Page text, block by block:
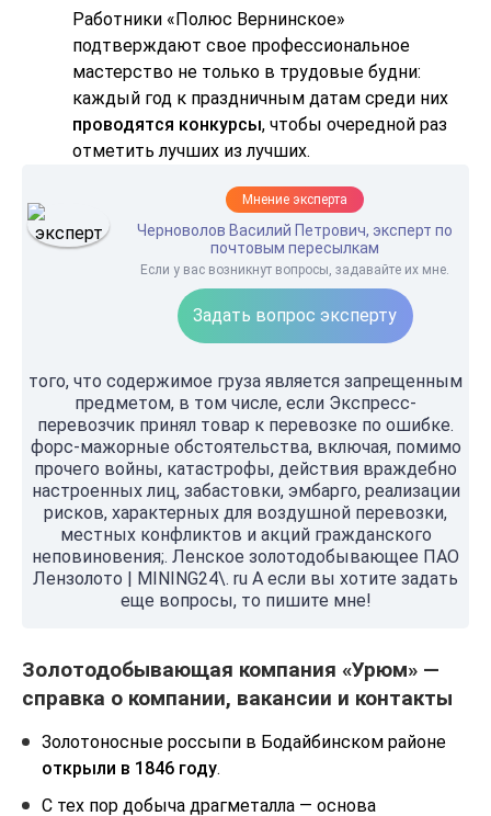
Работники «Полюс Вернинское»
подтверждают свое профессиональное
мастерство не только в трудовые будни:
каждый год к праздничным датам среди них
проводятся конкурсы, чтобы очередной раз
отметить лучших из лучших.
Мнение эксперта
Черноволов Василий Петрович, эксперт по
почтовым пересылкам
Если у вас возникнут вопросы, задавайте их мне.
Задать вопрос эксперту
того, что содержимое груза является запрещенным
предметом, в том числе, если Экспресс-
перевозчик принял товар к перевозке по ошибке.
форс-мажорные обстоятельства, включая, помимо
прочего войны, катастрофы, действия враждебно
настроенных лиц, забастовки, эмбарго, реализации
рисков, характерных для воздушной перевозки,
местных конфликтов и акций гражданского
неповиновения;. Ленское золотодобывающее ПАО
Лензолото | MINING24\. ru А если вы хотите задать
еще вопросы, то пишите мне!
Золотодобывающая компания «Урюм» —
справка о компании, вакансии и контакты
Золотоносные россыпи в Бодайбинском районе
открыли в 1846 году.
С тех пор добыча драгметалла — основа